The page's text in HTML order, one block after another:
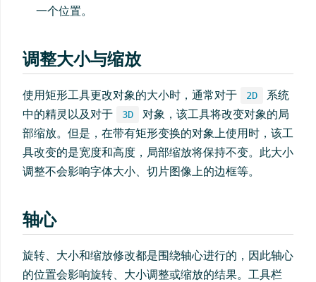
一个位置。
调整大小与缩放
使用矩形工具更改对象的大小时，通常对于 2D
系统
中的精灵以及对于
3D
对象，该工具将改变对象的局
部缩放。但是，在带有矩形变换的对象上使用时，该工
具改变的是宽度和高度，局部缩放将保持不变。此大小
调整不会影响字体大小、切片图像上的边框等。
轴心
旋转、大小和缩放修改都是围绕轴心进行的，因此轴心
的位置会影响旋转、大小调整或缩放的结果。工具栏